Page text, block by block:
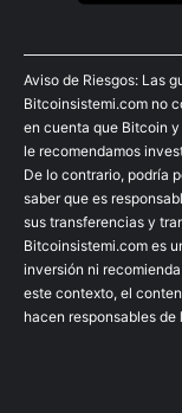
Aviso de Riesgos: Las
Bitcoinsistemi.com no
en cuenta que Bitcoin
le recomendamos
De lo contrario, podría
saber que es
sus transferencias y
Bitcoinsistemi.com es
inversión ni
este contexto, el
hacen responsables